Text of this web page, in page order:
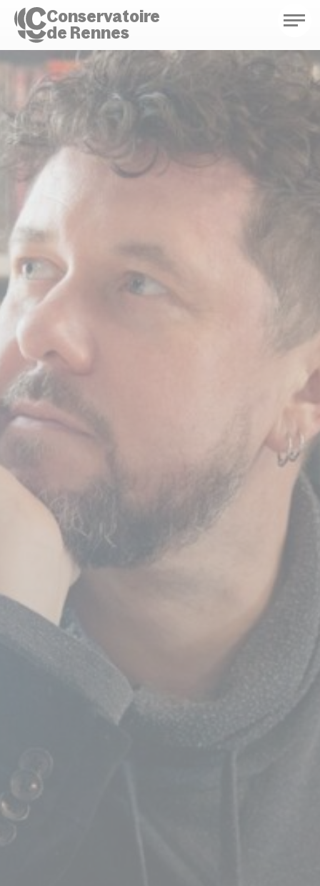
Conservatoire
de Rennes
Conservatoire de Rennes
Enseignements
Saison culturelle
Actions d'éducation
Bibliothèque musicale
Infos pratiques
CANDIDATURES
EXTRANET
BILLETTERIE